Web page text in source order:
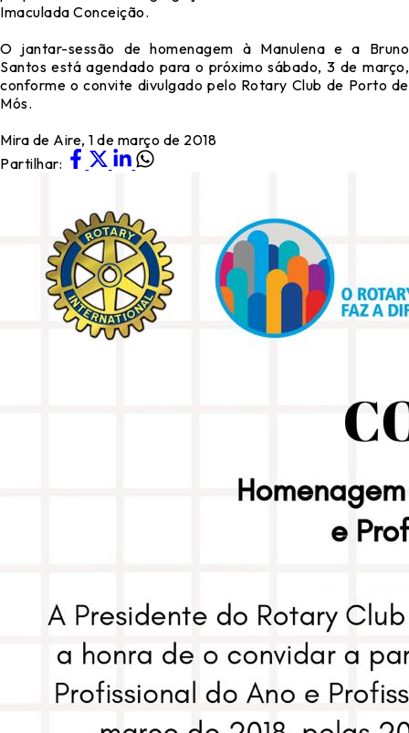
Imaculada Conceição.
O jantar-sessão de homenagem à Manulena e a Bruno
Santos está agendado para o próximo sábado, 3 de março,
conforme o convite divulgado pelo Rotary Club de Porto de
Mós.
Mira de Aire, 1 de março de 2018
Partilhar: